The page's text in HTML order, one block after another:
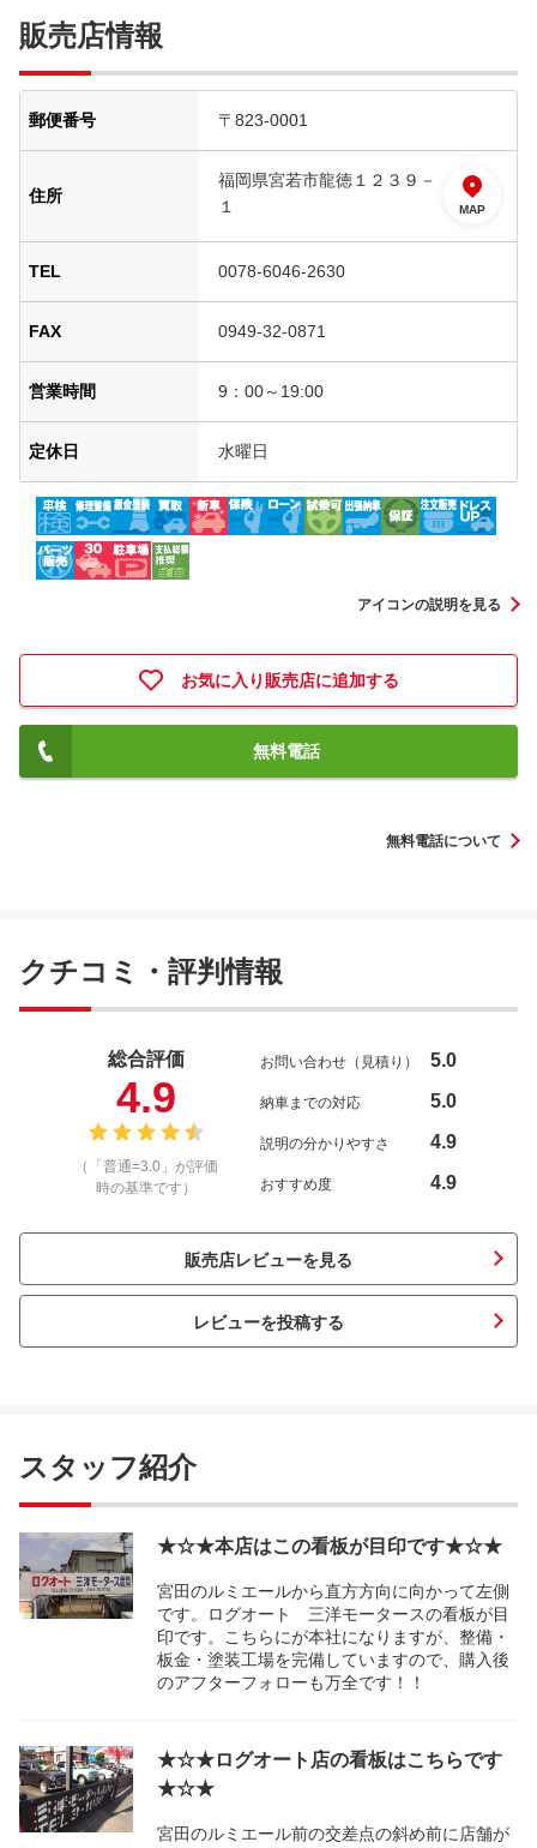
販売店情報
郵便番号 〒823-0001
住所
福岡県宮若市龍徳１２３９－
１
MAP
TEL 0078-6046-2630
FAX 0949-32-0871
営業時間 9：00～19:00
定休日 水曜日
アイコンの説明を見る
お気に入り販売店に追加する
無料電話
無料電話について
クチコミ・評判情報
総合評価
4.9
（「普通=3.0」が評価
時の基準です）
お問い合わせ（見積り） 5.0
納車までの対応 5.0
説明の分かりやすさ 4.9
おすすめ度 4.9
販売店レビューを見る
レビューを投稿する
スタッフ紹介
★☆★本店はこの看板が目印です★☆★
宮田のルミエールから直方方向に向かって左側
です。ログオート 三洋モータースの看板が目
印です。こちらにが本社になりますが、整備・
板金・塗装工場を完備していますので、購入後
のアフターフォローも万全です！！
★☆★ログオート店の看板はこちらです
★☆★
宮田のルミエール前の交差点の斜め前に店舗が